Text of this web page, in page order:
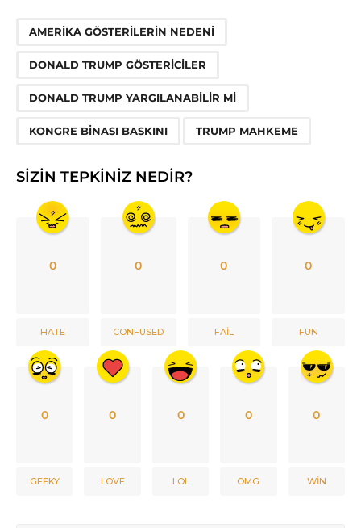
AMERIKA GÖSTERILERIN NEDENI
DONALD TRUMP GÖSTERICILER
DONALD TRUMP YARGILANABILIR MI
KONGRE BINASI BASKINI TRUMP MAHKEME
SIZIN TEPKINIZ NEDIR?
0
HATE
0
CONFUSED
0
FAIL
0
FUN
0
GEEKY
0
LOVE
0
LOL
0
OMG
0
WIN